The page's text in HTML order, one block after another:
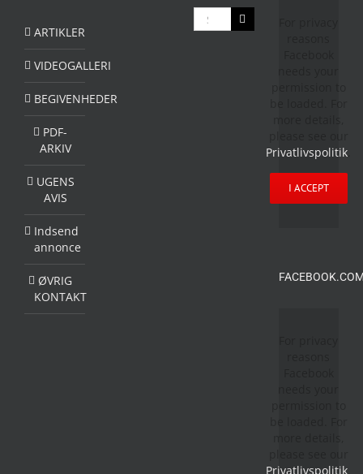
ARTIKLER
VIDEOGALLERI
BEGIVENHEDER
PDF-
ARKIV
UGENS
AVIS
Indsend
annonce
ØVRIG
KONTAKT
Søg
efter:
Privatlivspolitik
I ACCEPT
Privatlivspolitik